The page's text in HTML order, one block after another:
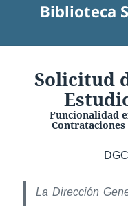
Biblioteca
Solicitud
Funcionalidad
Contrataciones
La Dirección